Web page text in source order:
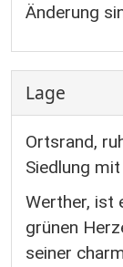
Änderung
Lage
Ortsrand,
Siedlung
Werther, ist
grünen
seiner